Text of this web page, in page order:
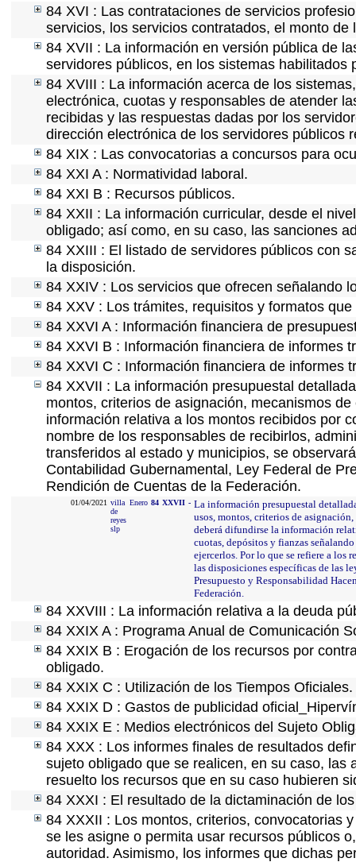
84 XVI : Las contrataciones de servicios
servicios, los servicios contratados, el monto
84 XVII : La información en versión pública de
servidores públicos, en los sistemas habilitados
84 XVIII : La información acerca de los
electrónica, cuotas y responsables de atender
recibidas y las respuestas dadas por los
dirección electrónica de los servidores públicos
84 XIX : Las convocatorias a concursos para
84 XXI A : Normatividad laboral.
84 XXI B : Recursos públicos.
84 XXII : La información curricular, desde el
obligado; así como, en su caso, las sanciones
84 XXIII : El listado de servidores públicos con
la disposición.
84 XXIV : Los servicios que ofrecen señalando
84 XXV : Los trámites, requisitos y formatos que
84 XXVI A : Información financiera de
84 XXVI B : Información financiera de informes
84 XXVI C : Información financiera de informes
84 XXVII : La información presupuestal
montos, criterios de asignación, mecanismos
información relativa a los montos recibidos por
nombre de los responsables de recibirlos,
transferidos al estado y municipios, se
Contabilidad Gubernamental, Ley Federal de
Rendición de Cuentas de la Federación.
01/04/2021 villa
de
reyes
slp
Enero 84 XXVII - La información presupuestal
usos, montos, criterios de
deberá difundirse la información
cuotas, depósitos y fianzas
ejercerlos. Por lo que se refiere a los
las disposiciones específicas de las
Presupuesto y Responsabilidad
Federación.
84 XXVIII : La información relativa a la deuda
84 XXIX A : Programa Anual de Comunicación
84 XXIX B : Erogación de los recursos por
obligado.
84 XXIX C : Utilización de los Tiempos Oficiales.
84 XXIX D : Gastos de publicidad
84 XXIX E : Medios electrónicos del Sujeto
84 XXX : Los informes finales de resultados
sujeto obligado que se realicen, en su caso,
resuelto los recursos que en su caso hubieren
84 XXXI : El resultado de la dictaminación de
84 XXXII : Los montos, criterios, convocatorias
se les asigne o permita usar recursos públicos
autoridad. Asimismo, los informes que dichas